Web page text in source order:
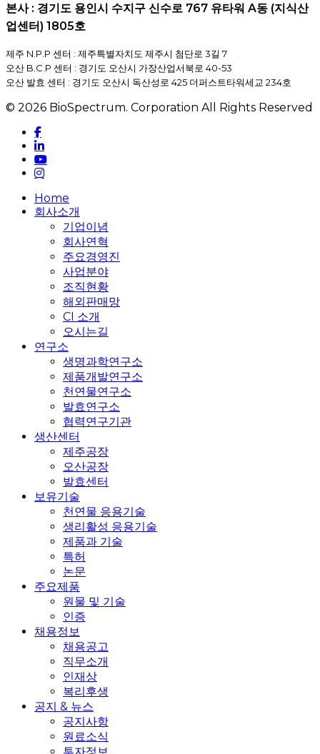
본사 : 경기도 용인시 수지구 신수로 767 유타워 A동 (지식산
업센터) 1805호
제주 N.P.P 센터 : 제주특별자치도 제주시 첨단로 3길 7
오산 B.C.P 센터 : 경기도 오산시 가장산업서북로 40-53
오산 발효 센터 : 경기도 오산시 독산성로 425 더퍼스트타워세교 234호
© 2026 BioSpectrum. Corporation All Rights Reserved
facebook
linkedin
youtube
instagram
Close
Menu
Home
회사소개
기업이념
회사연혁
주요경영진
사업분야
조직현황
해외판매망
CI 소개
오시는길
연구소
생명과학연구소
제품개발연구소
천연물연구소
발효연구소
협력연구기관
생산센터
제주공장
오산공장
발효센터
보유기술
천연물 응용기술
생리활성 응용기술
제품과 기술
특허
논문
주요제품
원물 및 기술
인증
채용정보
채용공고
직무소개
인재상
복리후생
공지 & 뉴스
공지사항
원료소식